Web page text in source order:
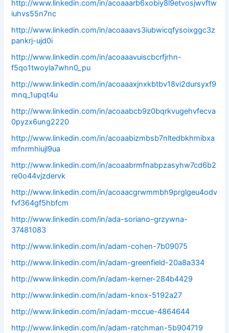
http://www.linkedin.com/in/acoaaarb6xobiy8l9etvosjwvftw
iuhvs55n7nc
http://www.linkedin.com/in/acoaaavs3iubwicqfysoixggc3z
pankrj-ujd0i
http://www.linkedin.com/in/acoaaavuiscbcrfjrhn-
f5qo1twoyla7whn0_pu
http://www.linkedin.com/in/acoaaaxjnxkbtbv18vi2dursyxf9
mnq_1upqt4u
http://www.linkedin.com/in/acoaabcb9z0bqrkvugehvfecva
0pyzx6ung2220
http://www.linkedin.com/in/acoaabizmbsb7nltedbkhmibxa
mfnrmhiujl9ua
http://www.linkedin.com/in/acoaabrmfnabpzasyhw7cd6b2
re0o44vjzdervk
http://www.linkedin.com/in/acoaacgrwmmbh9prglgeu4odv
fvf364gf5hbfcm
http://www.linkedin.com/in/ada-soriano-grzywna-
37481083
http://www.linkedin.com/in/adam-cohen-7b09075
http://www.linkedin.com/in/adam-greenfield-20a8a334
http://www.linkedin.com/in/adam-kerner-284b4429
http://www.linkedin.com/in/adam-knox-5192a27
http://www.linkedin.com/in/adam-mccue-4864644
http://www.linkedin.com/in/adam-ratchman-5b904719